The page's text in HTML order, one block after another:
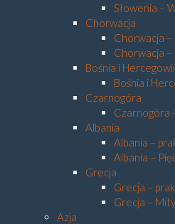
Słowenia –
Chorwacja
Chorwacja
Chorwacja –
Bośnia i
Bośnia i
Czarnogóra
Czarnogóra
Albania
Albania –
Albania –
Grecja
Grecja –
Grecja –
Azja